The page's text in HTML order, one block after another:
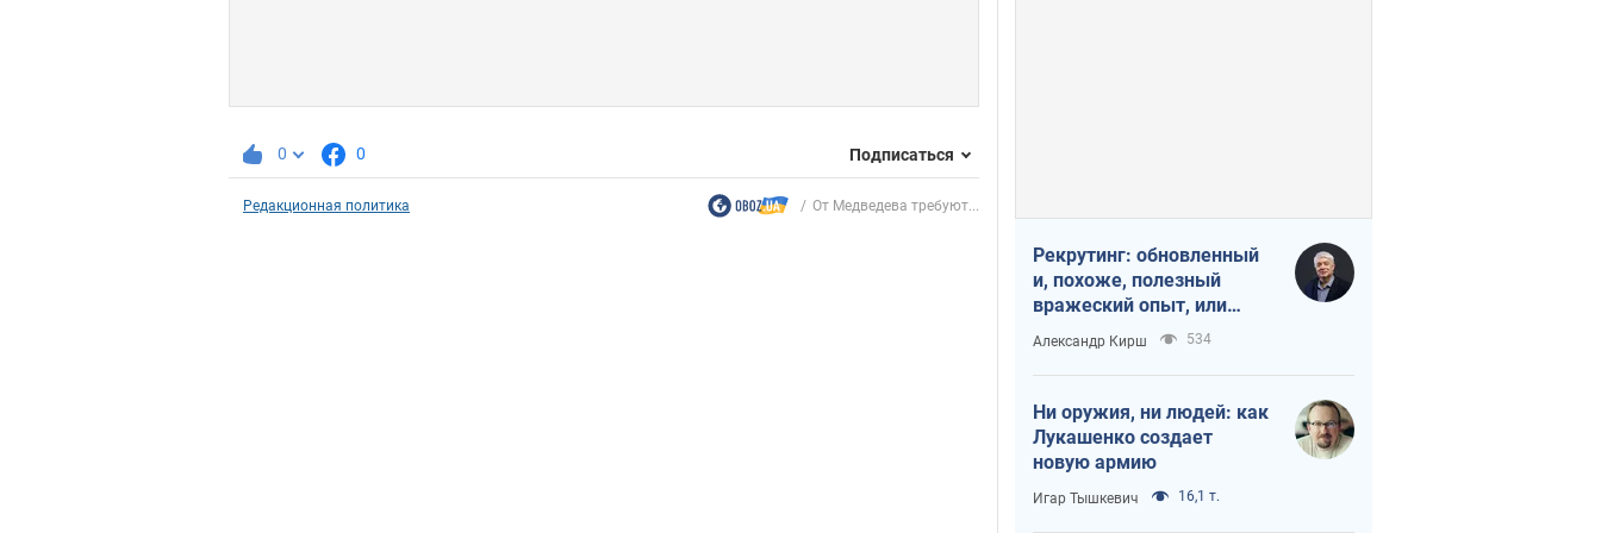
0 0 Подписаться
Редакционная политика От Медведева требуют...
Рекрутинг: обновленный
и, похоже, полезный
вражеский опыт, или
Диалектика
требовательной трусости
Александр Кирш 534
Ни оружия, ни людей: как
Лукашенко создает
новую армию
Игар Тышкевич 16,1 т.